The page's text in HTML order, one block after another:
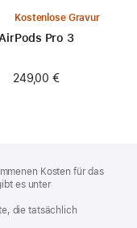
Kostenlose Gravur
Pro 3
249,00 €
Kosten für das
es unter
die tatsächlich